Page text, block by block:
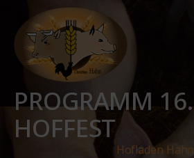
PROGRAMM 16.
HOFFEST
Hofladen Hahn